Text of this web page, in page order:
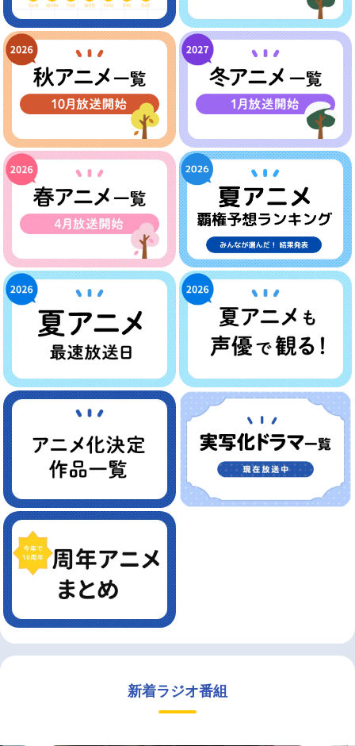
新着ラジオ番組